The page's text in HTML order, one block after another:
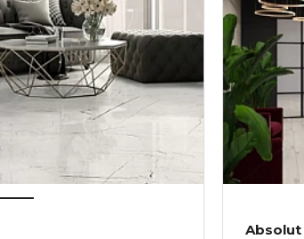
Absolut